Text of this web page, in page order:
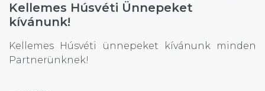
Kellemes Húsvéti Ünnepeket
kívánunk!
Kellemes Húsvéti ünnepeket kívánunk minden
Partnerünknek!